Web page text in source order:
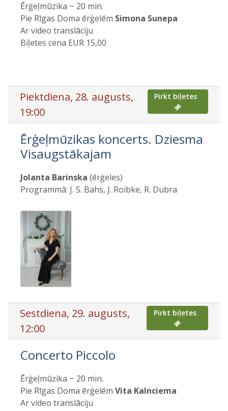
Ērģeļmūzika ~ 20 min.
Pie Rīgas Doma ērģelēm Simona Sunepa
Ar video translāciju
Biļetes cena EUR 15,00
Piektdiena, 28. augusts,
19:00
Pirkt biļetes
Ērģeļmūzikas koncerts. Dziesma
Visaugstākajam
Jolanta Barinska (ērģeles)
Programmā: J. S. Bahs, J. Roibke, R. Dubra
Sestdiena, 29. augusts,
12:00
Pirkt biļetes
Concerto Piccolo
Ērģeļmūzika ~ 20 min.
Pie Rīgas Doma ērģelēm Vita Kalnciema
Ar video translāciju